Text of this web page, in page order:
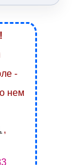
-
нем